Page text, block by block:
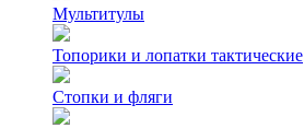
Мультитулы
Топорики и лопатки тактические
Стопки и фляги